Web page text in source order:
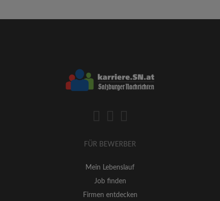
FÜR BEWERBER
Mein Lebenslauf
Job finden
Firmen entdecken